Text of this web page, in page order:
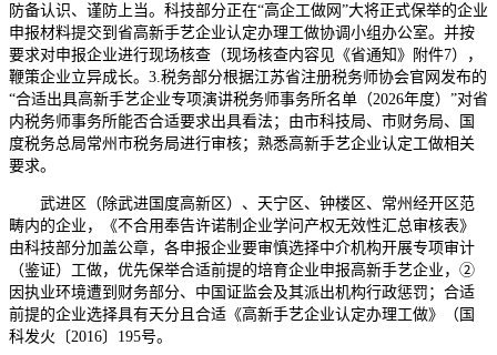
防备认识、谨防上当。科技部分正在“高企工做网”大将正式保举的企业
申报材料提交到省高新手艺企业认定办理工做协调小组办公室。并按
要求对申报企业进行现场核查（现场核查内容见《省通知》附件7），
鞭策企业立异成长。3.税务部分根据江苏省注册税务师协会官网发布的
“合适出具高新手艺企业专项演讲税务师事务所名单（2026年度）”对省
内税务师事务所能否合适要求出具看法；由市科技局、市财务局、国
度税务总局常州市税务局进行审核；熟悉高新手艺企业认定工做相关
要求。
武进区（除武进国度高新区）、天宁区、钟楼区、常州经开区范
畴内的企业，《不合用奉告许诺制企业学问产权无效性汇总审核表》
由科技部分加盖公章，各申报企业要审慎选择中介机构开展专项审计
（鉴证）工做，优先保举合适前提的培育企业申报高新手艺企业，②
因执业环境遭到财务部分、中国证监会及其派出机构行政惩罚；合适
前提的企业选择具有天分且合适《高新手艺企业认定办理工做》（国
科发火〔2016〕195号。